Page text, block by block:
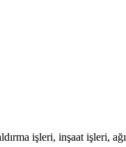
işleri, inşaat işleri,